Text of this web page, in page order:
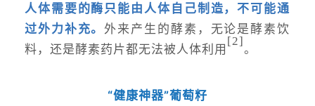
人体需要的酶只能由人体自己制造，不可能通
过外力补充。 外来产生的酵素，无论是酵素饮
料，还是酵素药片都无法被人体利用
[2]
。
“健康神器”葡萄籽